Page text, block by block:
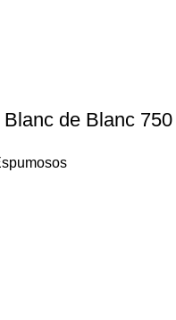
de Blanc 750